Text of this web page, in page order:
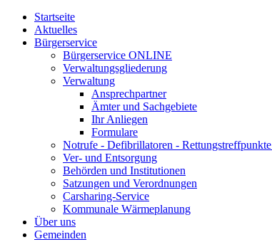
Startseite
Aktuelles
Bürgerservice
Bürgerservice ONLINE
Verwaltungsgliederung
Verwaltung
Ansprechpartner
Ämter und Sachgebiete
Ihr Anliegen
Formulare
Notrufe - Defibrillatoren -
Ver- und Entsorgung
Behörden und Institutionen
Satzungen und Verordnungen
Carsharing-Service
Kommunale Wärmeplanung
Über uns
Gemeinden